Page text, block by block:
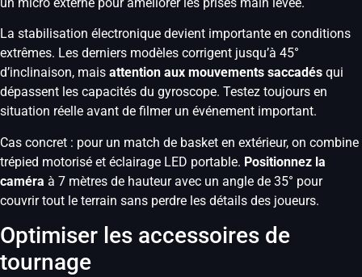
La stabilisation électronique devient importante en conditions
extrêmes. Les derniers modèles corrigent jusqu’à 45°
d’inclinaison, mais attention aux mouvements saccadés qui
dépassent les capacités du gyroscope. Testez toujours en
situation réelle avant de filmer un événement important.
Cas concret : pour un match de basket en extérieur, on combine
trépied motorisé et éclairage LED portable. Positionnez la
caméra à 7 mètres de hauteur avec un angle de 35° pour
couvrir tout le terrain sans perdre les détails des joueurs.
Optimiser les accessoires de
tournage